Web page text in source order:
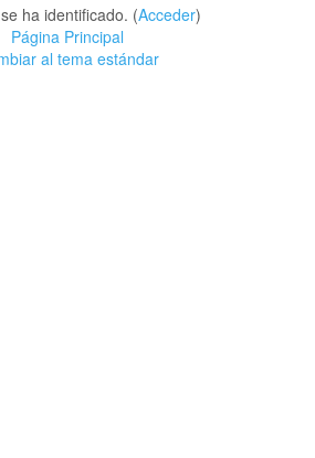
ha identificado. (Acceder)
Página Principal
al tema estándar